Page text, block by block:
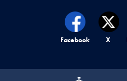
Krisinformation på,
Facebook X